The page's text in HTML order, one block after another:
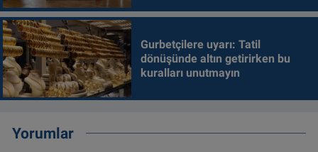
Gurbetçilere uyarı: Tatil
dönüşünde altın getirirken bu
kuralları unutmayın
Yorumlar